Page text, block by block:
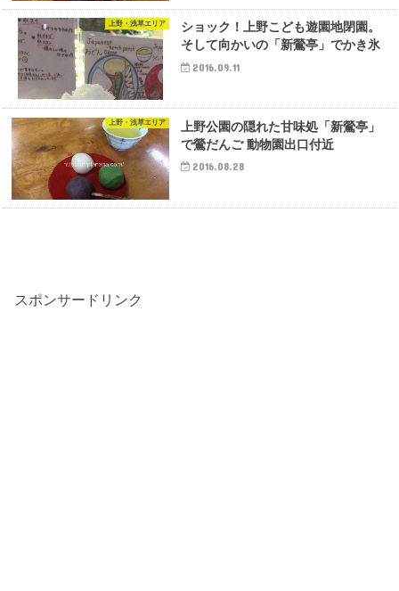
上野・浅草エリア
ショック！上野こども遊園地閉園。
そして向かいの「新鶯亭」でかき氷
2016.09.11
上野・浅草エリア
上野公園の隠れた甘味処「新鶯亭」
で鶯だんご 動物園出口付近
2016.08.28
スポンサードリンク